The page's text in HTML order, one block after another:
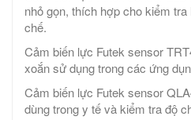
nhỏ gọn, thích hợp cho kiểm
chế.
Cảm biến lực Futek sensor
xoắn sử dụng trong các ứng
Cảm biến lực Futek sensor
dùng trong y tế và kiểm tra độ